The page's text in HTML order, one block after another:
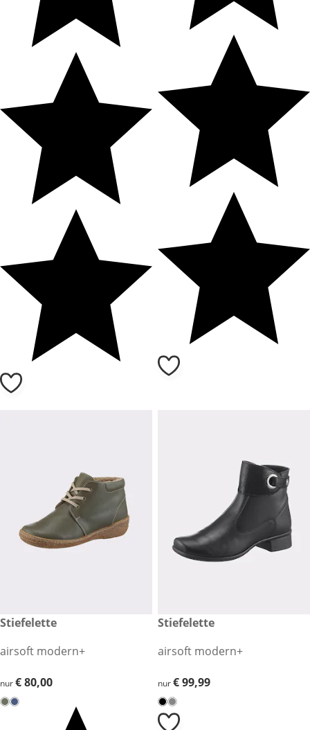
€ 80,00
Stiefelette
airsoft modern+
€ 80,00
nur€ 80,00
€ 99,99
Stiefelette
airsoft modern+
€ 99,99
nur€ 99,99